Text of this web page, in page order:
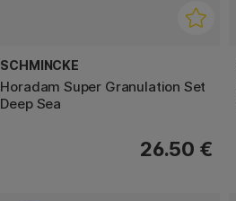
SCHMINCKE
Horadam Super Granulation Set
Deep Sea
26.50 €